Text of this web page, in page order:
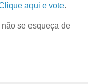
aqui e vote.
se esqueça de